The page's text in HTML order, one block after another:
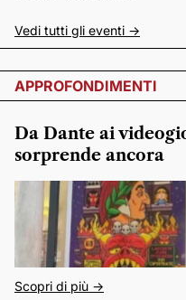
Vedi tutti gli eventi ->
APPROFONDIMENTI
Da Dante ai
sorprende ancora
Scopri di più ->